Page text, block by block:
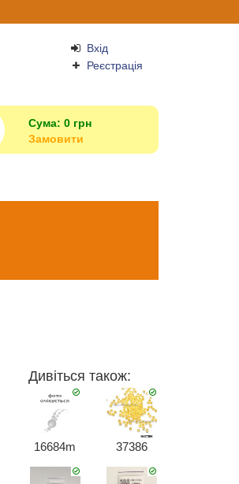
Вхід
Реєстрація
Сума: 0 грн
Замовити
Дивіться також:
16684m 37386